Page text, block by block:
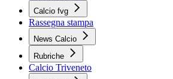
Calcio fvg
Rassegna stampa
News Calcio
Rubriche
Calcio Triveneto